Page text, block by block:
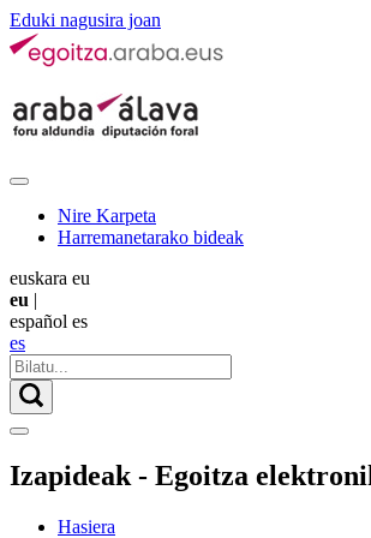
Eduki nagusira joan
Nire Karpeta
Harremanetarako bideak
euskara eu
eu |
español es
es
Izapideak - Egoitza
Hasiera